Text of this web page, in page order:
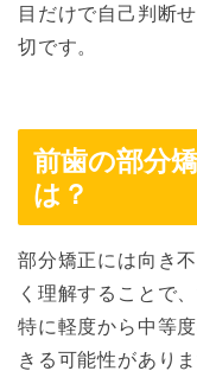
目だけで自己判断
切です。
前歯の部分
は？
部分矯正には向き
く理解することで
特に軽度から中等
きる可能性がありま